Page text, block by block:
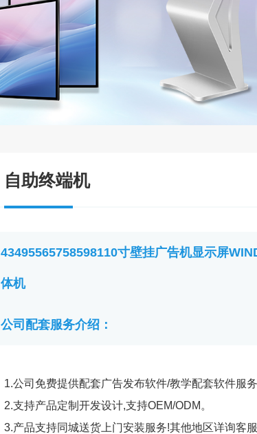
自助终端机
43495565758598110寸壁挂广告机显示屏
体机
公司配套服务介绍：
1.公司免费提供配套广告发布软件/教学配套软件服
2.支持产品定制开发设计,支持OEM/ODM。
3.产品支持同城送货上门安装服务!其他地区详询客服